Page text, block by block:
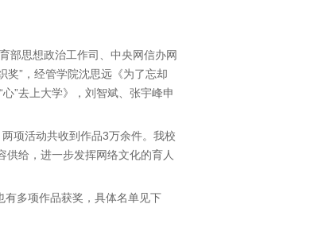
部思想政治工作司、中央网信办网
奖”，经管学院沈思远《为了忘却
”去上大学》，刘智斌、张宇峰申
项活动共收到作品3万余件。我校
供给，进一步发挥网络文化的育人
多项作品获奖，具体名单见下